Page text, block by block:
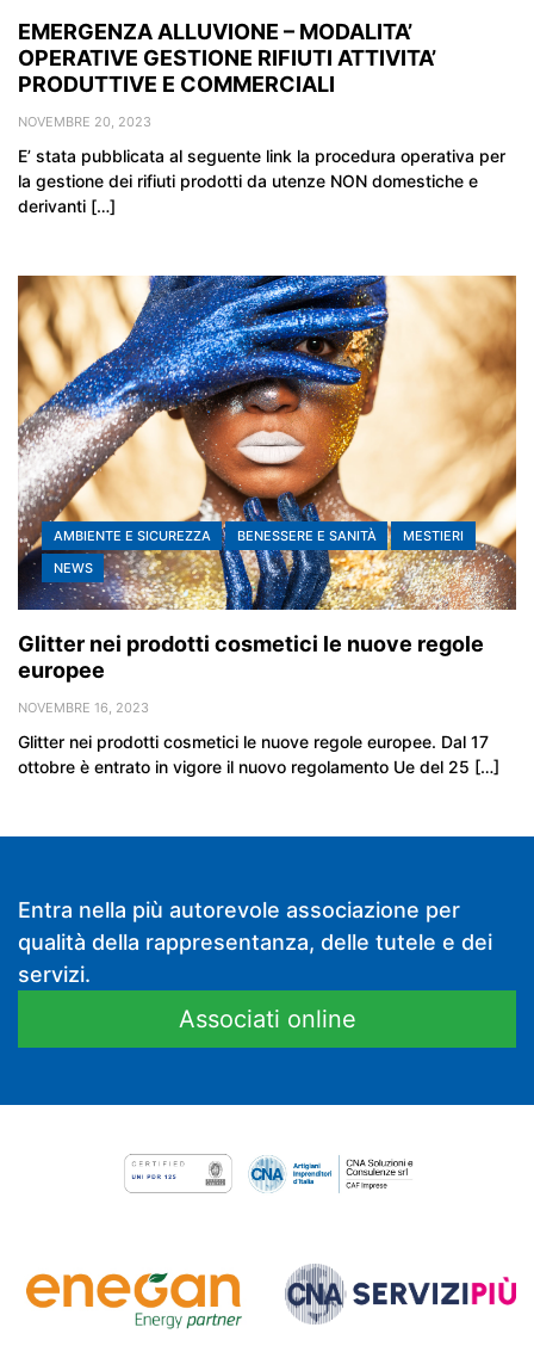
EMERGENZA ALLUVIONE – MODALITA’
OPERATIVE GESTIONE RIFIUTI ATTIVITA’
PRODUTTIVE E COMMERCIALI
NOVEMBRE 20, 2023
E’ stata pubblicata al seguente link la procedura operativa per
la gestione dei rifiuti prodotti da utenze NON domestiche e
derivanti […]
AMBIENTE E SICUREZZA BENESSERE E SANITÀ
MESTIERI
NEWS
Glitter nei prodotti cosmetici le nuove regole
europee
NOVEMBRE 16, 2023
Glitter nei prodotti cosmetici le nuove regole europee. Dal 17
ottobre è entrato in vigore il nuovo regolamento Ue del 25 […]
Entra nella più autorevole associazione per
qualità della rappresentanza, delle tutele e dei
servizi.
Associati online